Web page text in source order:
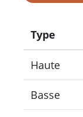
Type
Haute
Basse